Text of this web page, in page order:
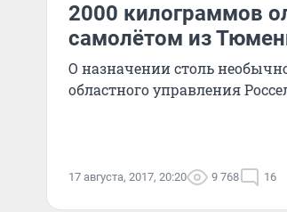
2000 килограммов
самолётом из
О назначении столь
областного управления
17 августа, 2017, 20:20 9 768 16